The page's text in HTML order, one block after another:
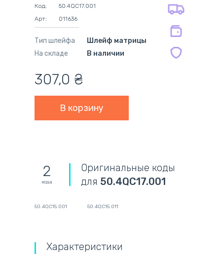
Код:
50.4QC17.001
Арт:
011636
Тип шлейфа
Шлейф матрицы
На складе
В наличии
307,0 ₴
мес.
мес.
2
кода
Оригинальные коды
для 50.4QC17.001
50.4QC15.001 50.4QC15.011
Характеристики